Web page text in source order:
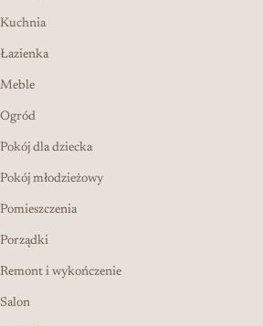
Kuchnia
Łazienka
Meble
Ogród
Pokój dla dziecka
Pokój młodzieżowy
Pomieszczenia
Porządki
Remont i wykończenie
Salon